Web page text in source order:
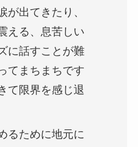
が出てきたり、
える、息苦しい
に話すことが難
てまちまちです
て限界を感じ退
るために地元に